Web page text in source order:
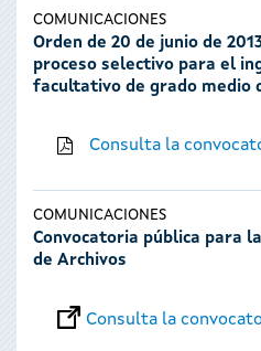
COMUNICACIONES
Orden de 20 de junio de
proceso selectivo para el
facultativo de grado medio
Consulta la
COMUNICACIONES
Convocatoria pública para
de Archivos
Consulta la